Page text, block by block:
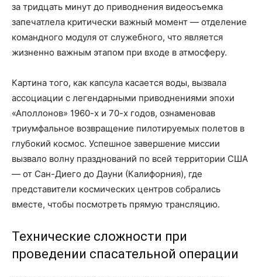
за тридцать минут до приводнения видеосъемка
запечатлела критически важный момент — отделение
командного модуля от служебного, что является
жизненно важным этапом при входе в атмосферу.
Картина того, как капсула касается воды, вызвала
ассоциации с легендарными приводнениями эпохи
«Аполлонов» 1960-х и 70-х годов, ознаменовав
триумфальное возвращение пилотируемых полетов в
глубокий космос. Успешное завершение миссии
вызвало волну празднований по всей территории США
— от Сан-Диего до Дауни (Калифорния), где
представители космических центров собрались
вместе, чтобы посмотреть прямую трансляцию.
Технические сложности при
проведении спасательной операции